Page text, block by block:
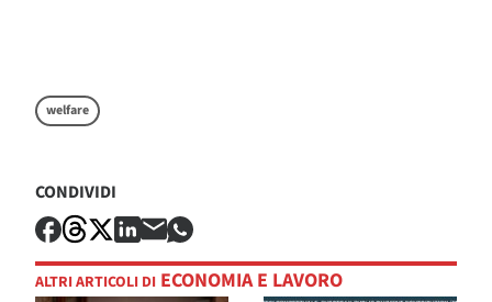
welfare
CONDIVIDI
ALTRI ARTICOLI DI ECONOMIA E LAVORO